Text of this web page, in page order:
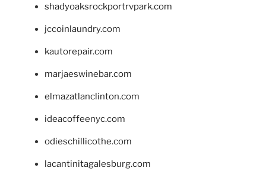
shadyoaksrockportrvpark.com
jccoinlaundry.com
kautorepair.com
marjaeswinebar.com
elmazatlanclinton.com
ideacoffeenyc.com
odieschillicothe.com
lacantinitagalesburg.com